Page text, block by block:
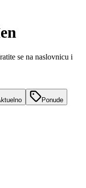
se na naslovnicu i
Ponude